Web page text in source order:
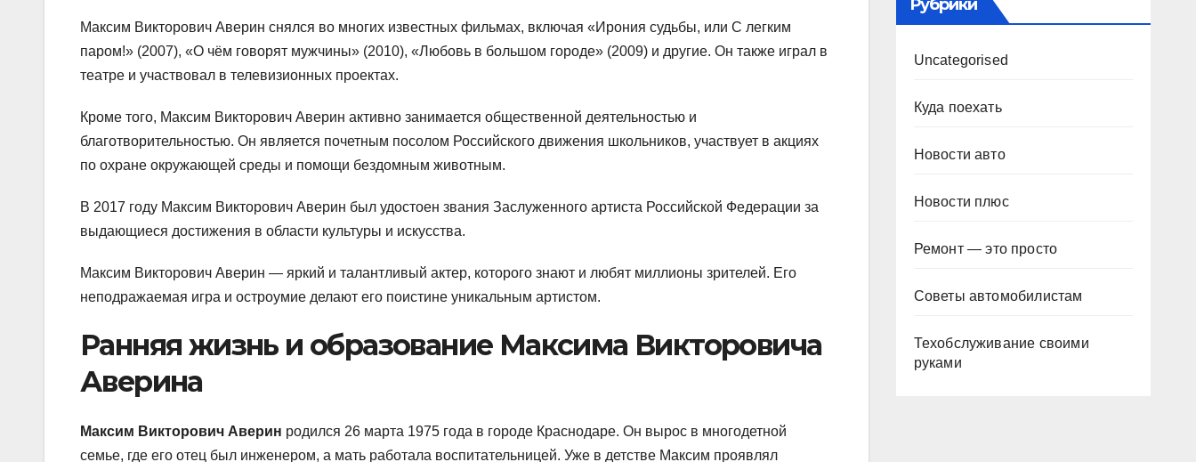
Максим Викторович Аверин снялся во многих известных фильмах, включая «Ирония судьбы, или С легким
паром!» (2007), «О чём говорят мужчины» (2010), «Любовь в большом городе» (2009) и другие. Он также играл в
театре и участвовал в телевизионных проектах.
Кроме того, Максим Викторович Аверин активно занимается общественной деятельностью и
благотворительностью. Он является почетным посолом Российского движения школьников, участвует в акциях
по охране окружающей среды и помощи бездомным животным.
В 2017 году Максим Викторович Аверин был удостоен звания Заслуженного артиста Российской Федерации за
выдающиеся достижения в области культуры и искусства.
Максим Викторович Аверин — яркий и талантливый актер, которого знают и любят миллионы зрителей. Его
неподражаемая игра и остроумие делают его поистине уникальным артистом.
Ранняя жизнь и образование Максима Викторовича
Аверина
Максим Викторович Аверин родился 26 марта 1975 года в городе Краснодаре. Он вырос в многодетной
семье, где его отец был инженером, а мать работала воспитательницей. Уже в детстве Максим проявлял
Рубрики
Uncategorised
Куда поехать
Новости авто
Новости плюс
Ремонт — это просто
Советы автомобилистам
Техобслуживание своими
руками